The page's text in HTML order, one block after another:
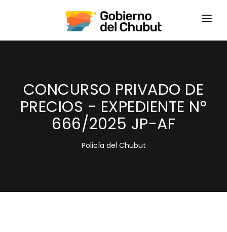
HOME
CONCURSO PRIVADO DE
PRECIOS - EXPEDIENTE N°
666/2025 JP-AF
Policía del Chubut